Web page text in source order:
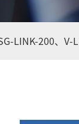
LINK-200、 V-